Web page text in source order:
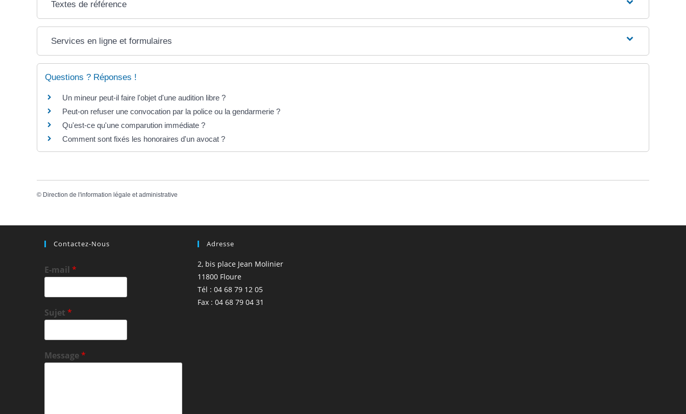
Textes de référence
Services en ligne et formulaires
Questions ? Réponses !
Un mineur peut-il faire l'objet d'une audition libre ?
Peut-on refuser une convocation par la police ou la gendarmerie ?
Qu'est-ce qu'une comparution immédiate ?
Comment sont fixés les honoraires d'un avocat ?
© Direction de l'information légale et administrative
Contactez-Nous
E-mail *
Sujet *
Message*
Adresse
2, bis place Jean Molinier
11800 Floure
Tél : 04 68 79 12 05
Fax : 04 68 79 04 31